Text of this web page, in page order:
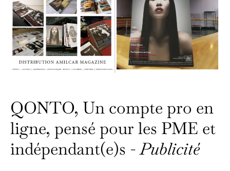
QONTO, Un compte pro en
ligne, pensé pour les PME et
indépendant(e)s -Publicité